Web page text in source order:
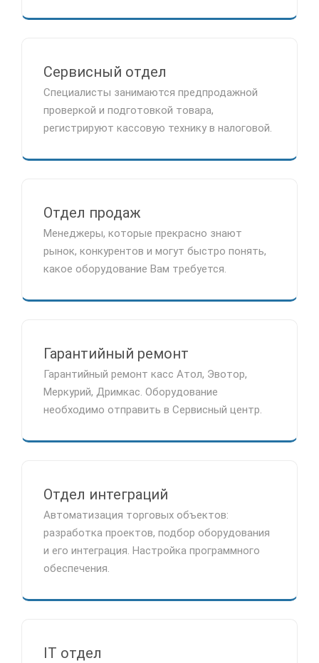
Сервисный отдел
Специалисты занимаются предпродажной
проверкой и подготовкой товара,
регистрируют кассовую технику в налоговой.
Отдел продаж
Менеджеры, которые прекрасно знают
рынок, конкурентов и могут быстро понять,
какое оборудование Вам требуется.
Гарантийный ремонт
Гарантийный ремонт касс Атол, Эвотор,
Меркурий, Дримкас. Оборудование
необходимо отправить в Сервисный центр.
Отдел интеграций
Автоматизация торговых объектов:
разработка проектов, подбор оборудования
и его интеграция. Настройка программного
обеспечения.
IT отдел